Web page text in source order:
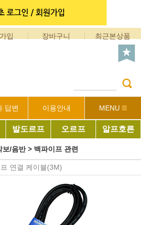
입 장바구니 최근본상품
답변 이용안내 MENU
발도르프 오르프 알프호른
보/음반> 백파이프 관련
연결 케이블(3M)